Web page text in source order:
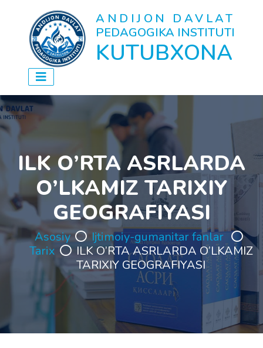
ANDIJON DAVLAT
PEDAGOGIKA INSTITUTI
KUTUBXONA
ILK O’RTA ASRLARDA
O’LKAMIZ TARIXIY
GEOGRAFIYASI
Asosiy
Ijtimoiy-gumanitar fanlar
Tarix
ILK O’RTA ASRLARDA O’LKAMIZ
TARIXIY GEOGRAFIYASI